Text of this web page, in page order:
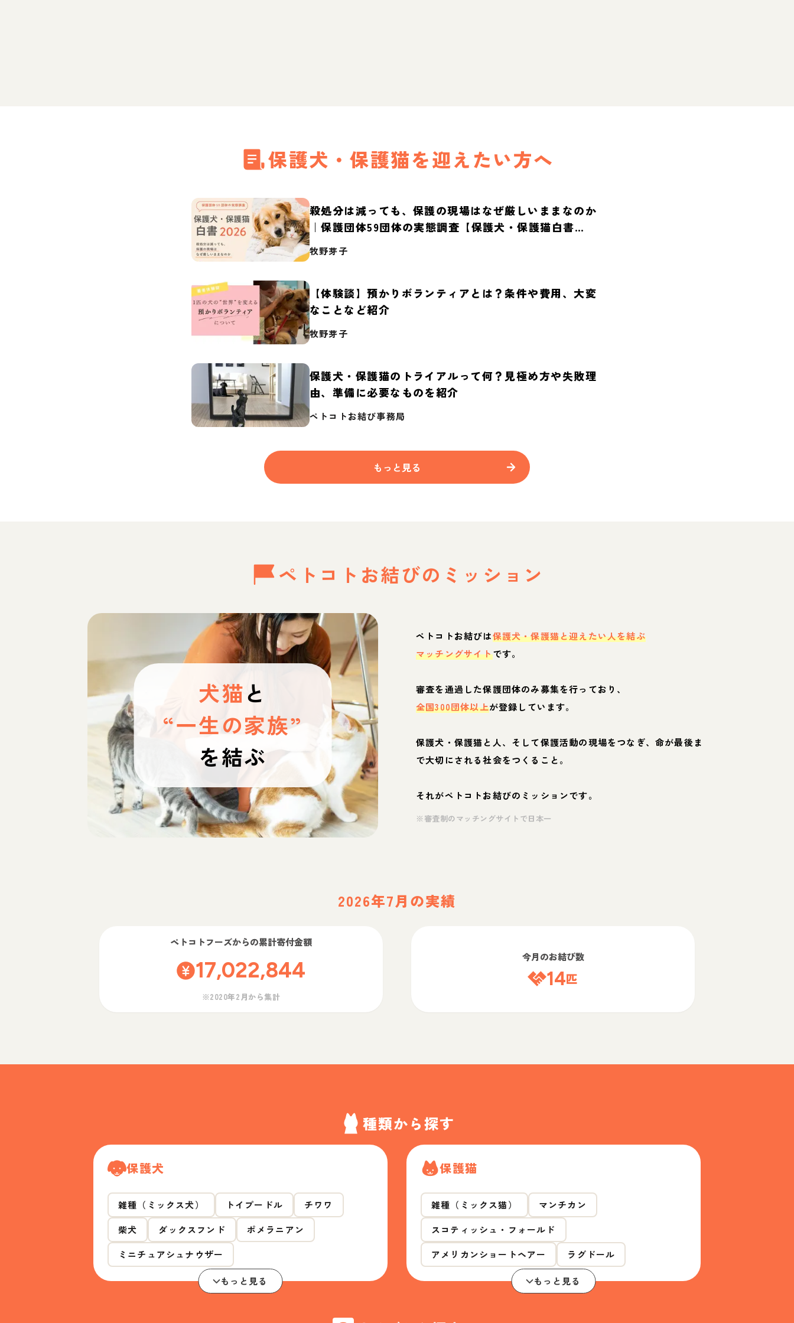
保護犬・保護猫を迎えたい方へ
殺処分は減っても、保護の現場はなぜ厳しいままなのか
｜保護団体59団体の実態調査【保護犬・保護猫白書
2026】
牧野芽子
【体験談】預かりボランティアとは？条件や費用、大変
なことなど紹介
牧野芽子
保護犬・保護猫のトライアルって何？見極め方や失敗理
由、準備に必要なものを紹介
ペトコトお結び事務局
もっと見る
ペトコトお結びの ミッション
犬猫と
“一生の家族”
を結ぶ
ペトコトお結びは保護犬・保護猫と迎えたい人を結ぶ
マッチングサイトです。
審査を通過した保護団体のみ募集を行っており、
全国300団体以上が登録しています。
保護犬・保護猫と人、そして保護活動の現場をつなぎ、命が最後ま
で大切にされる社会をつくること。
それがペトコトお結びのミッションです。
※審査制のマッチングサイトで日本一
2026年7月の実績
ペトコトフーズからの累計寄付金額
17,022,844
※2020年2月から集計
今月のお結び数
14匹
種類から探す
保護犬
雑種（ミックス犬） トイプードル
チワワ
柴犬
ダックスフンド
ポメラニアン
ミニチュアシュナウザー
もっと見る
保護猫
雑種（ミックス猫）
マンチカン
スコティッシュ・フォールド
アメリカンショートヘアー
ラグドール
もっと見る